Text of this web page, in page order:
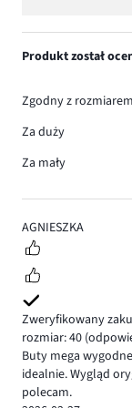
5
AGNIESZKA
Zweryfikowany
rozmiar: 40
Buty mega
idealnie. Wygląd
polecam.
Produkt został
Zgodny z rozmiarem
Za duży
Za mały